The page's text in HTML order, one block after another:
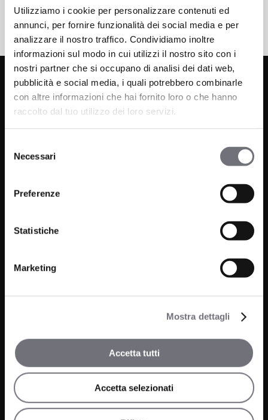
Utilizziamo i cookie per personalizzare contenuti ed
annunci, per fornire funzionalità dei social media e per
analizzare il nostro traffico. Condividiamo inoltre
informazioni sul modo in cui utilizzi il nostro sito con i
nostri partner che si occupano di analisi dei dati web,
pubblicità e social media, i quali potrebbero combinarle
con altre informazioni che hai fornito loro o che hanno
raccolto dal tuo utilizzo dei loro servizi.
delNecessari
Preferenze
Statistiche
Marketing
Mostra dettagli
Accetta tutti
Accetta selezionati
Via C. Rolando 111, Gozzano (NO) 28024
Email:info@bugnatese.com
Prodotti
Finiture
Azienda
Progetti
News
Contatti